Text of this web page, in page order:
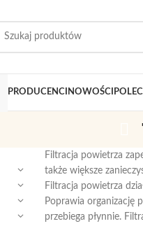
PRODUCENCI NOWOŚCI
Filtracja powietrza
także większe
Filtracja powietrza
Poprawia organizację
przebiega płynnie.